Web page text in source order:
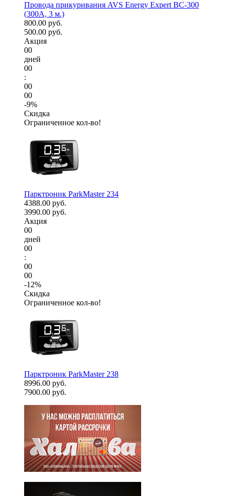
Провода прикуривания AVS Energy Expert BC-300
(300А, 3 м.)
800.00 руб.
500.00 руб.
Акция
00
дней
00
:
00
00
-9%
Скидка
Ограниченное кол-во!
Парктроник ParkMaster 234
4388.00 руб.
3990.00 руб.
Акция
00
дней
00
:
00
00
-12%
Скидка
Ограниченное кол-во!
Парктроник ParkMaster 238
8996.00 руб.
7900.00 руб.